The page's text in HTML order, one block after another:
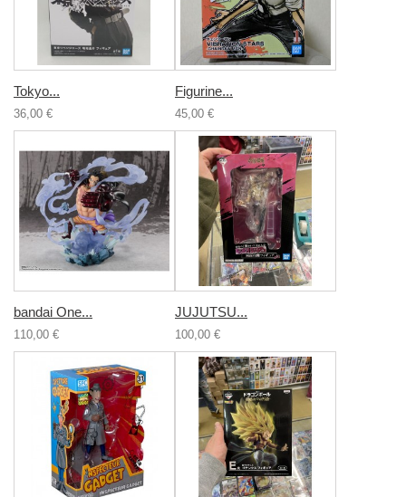
Tokyo...
36,00 €
Figurine...
45,00 €
bandai One...
110,00 €
JUJUTSU...
100,00 €